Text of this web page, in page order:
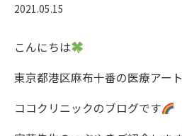
2021.05.15
こんにちは
東京都港区麻布十番の医療アー
ココクリニックのブログです